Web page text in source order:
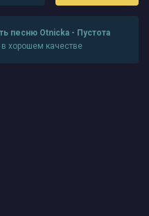
песню Otnicka - Пустота
хорошем качестве